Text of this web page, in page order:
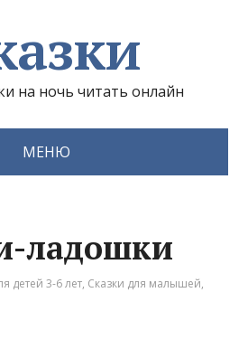
на ночь читать онлайн
МЕНЮ
ладошки
детей 3-6 лет, Сказки для малышей,